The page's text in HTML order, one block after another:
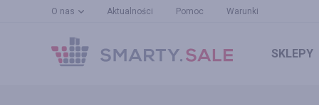
O nas Aktualności Pomoc Warunki
SKLEPY